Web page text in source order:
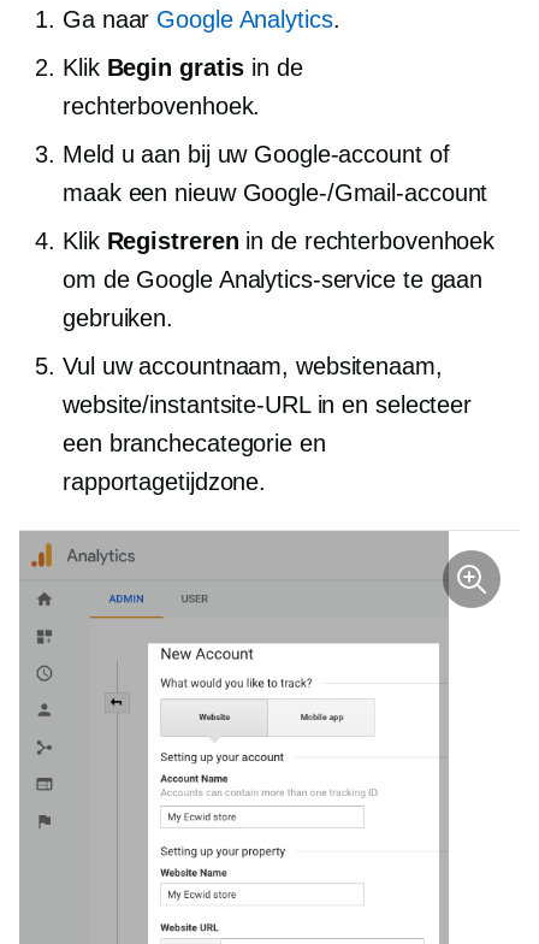
Ga naar Google Analytics.
Klik Begin gratis in de
rechterbovenhoek.
Meld u aan bij uw Google-account of
maak een nieuw Google-/Gmail-account
Klik Registreren in de rechterbovenhoek
om de Google Analytics-service te gaan
gebruiken.
Vul uw accountnaam, websitenaam,
website/instantsite-URL in en selecteer
een branchecategorie en
rapportagetijdzone.